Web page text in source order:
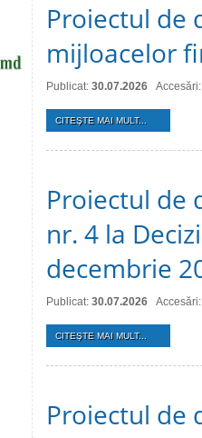
Proiectul de
mijloacelor
Publicat: 30.07.2026
CITEŞTE MAI MULT...
Proiectul de
nr. 4 la
decembrie
Publicat: 30.07.2026
CITEŞTE MAI MULT...
Proiectul de